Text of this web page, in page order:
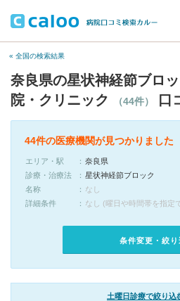
« 全国の検索結果
奈良県の星状神経節ブロ
院・クリニック
（44件） 口
44件の医療機関が見つかりました
エリア・駅
奈良県
診療・治療法
星状神経節ブロック
名称
なし
詳細条件
なし (曜日や時間帯を指定
条件変更・絞り
土曜日診療で絞り込